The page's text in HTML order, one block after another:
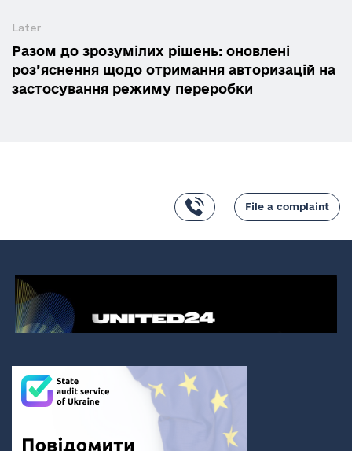
Later
Разом до зрозумілих рішень: оновлені
роз’яснення щодо отримання авторизацій на
застосування режиму переробки
File a complaint